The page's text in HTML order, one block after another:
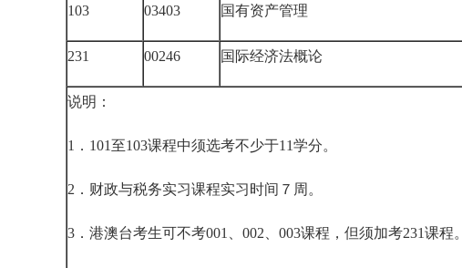
103 03403 国有资产管理
231 00246 国际经济法概论
说明：
1．101至103课程中须选考不少于11学分。
2．财政与税务实习课程实习时间７周。
3．港澳台考生可不考001、002、003课程，但须加考231课程。